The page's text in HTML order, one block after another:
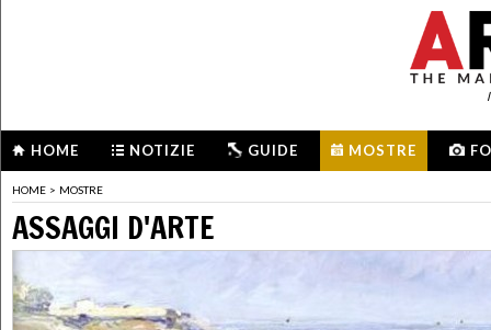
HOME NOTIZIE GUIDE MOSTRE
HOME > MOSTRE
ASSAGGI D'ARTE